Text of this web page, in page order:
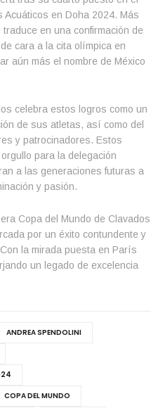
Acuáticos en Doha 2024. Más
en una confirmación de
cara a la cita olímpica en
aún más el nombre de México
celebra estos logros como un
de sus atletas, así como del
y patrocinadores. Estos
para la delegación
a las generaciones futuras a
y pasión.
Copa del Mundo de Clavados
por un éxito contundente y
la mirada puesta en París
un legado de excelencia
ANDREA SPENDOLINI
COPA DEL MUNDO